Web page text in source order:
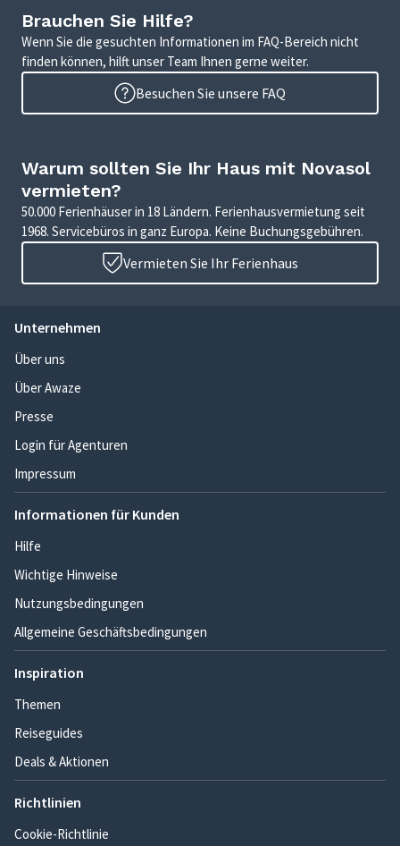
Brauchen Sie Hilfe?
Wenn Sie die gesuchten Informationen im FAQ-Bereich nicht
finden können, hilft unser Team Ihnen gerne weiter.
Besuchen Sie unsere FAQ
Warum sollten Sie Ihr Haus mit Novasol
vermieten?
50.000 Ferienhäuser in 18 Ländern. Ferienhausvermietung seit
1968. Servicebüros in ganz Europa. Keine Buchungsgebühren.
Vermieten Sie Ihr Ferienhaus
Unternehmen
Über uns
Über Awaze
Presse
Login für Agenturen
Impressum
Informationen für Kunden
Hilfe
Wichtige Hinweise
Nutzungsbedingungen
Allgemeine Geschäftsbedingungen
Inspiration
Themen
Reiseguides
Deals & Aktionen
Richtlinien
Cookie-Richtlinie